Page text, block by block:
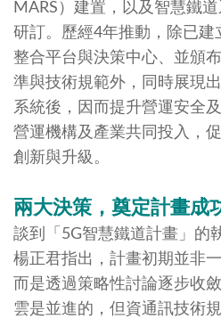
MARS）建置，以及智慧鐵
研訂。歷經4年推動，除已
整合平台與決策中心、並頒
準與技術規範外，同時展現
系統後，因而提升營運安全
營運機構及產業共同投入，
創新與升級。
兩大決策，奠定計畫成
談到「5G智慧鐵道計畫」的
楊正君指出，計畫初期並非
而是透過策略性討論逐步收
雲是並進的，但資通訊技術